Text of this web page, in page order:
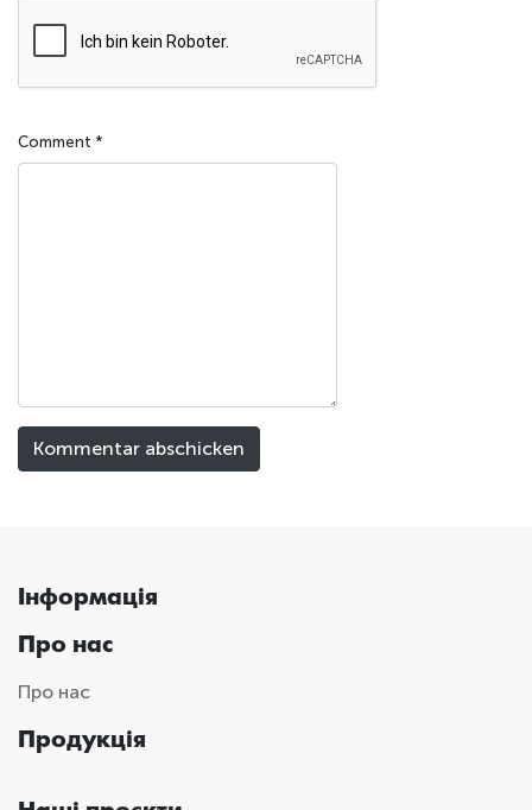
Comment *
Інформація
Про нас
Про нас
Продукція